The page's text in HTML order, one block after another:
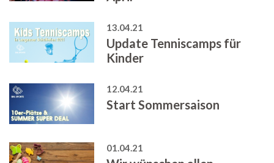
13.04.21
Update Tenniscamps für
Kinder
12.04.21
Start Sommersaison
01.04.21